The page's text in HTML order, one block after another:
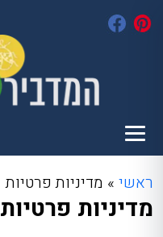
ראשי » מדיניות פרטיות
מדיניות פרטיות